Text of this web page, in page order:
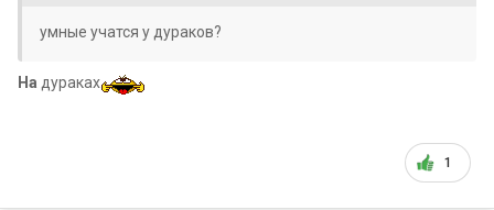
умные учатся у дураков?
На дураках
1